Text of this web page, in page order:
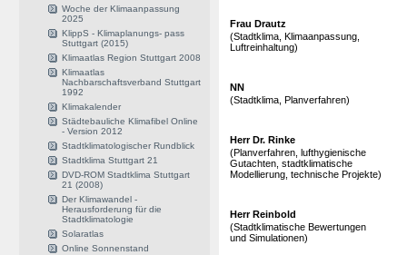
Woche der Klimaanpassung
2025
KlippS - Klimaplanungs- pass
Stuttgart (2015)
Klimaatlas Region Stuttgart 2008
Klimaatlas
Nachbarschaftsverband Stuttgart
1992
Klimakalender
Städtebauliche Klimafibel Online
- Version 2012
Stadtklimatologischer Rundblick
Stadtklima Stuttgart 21
DVD-ROM Stadtklima Stuttgart
21 (2008)
Der Klimawandel -
Herausforderung für die
Stadtklimatologie
Solaratlas
Online Sonnenstand
Frau Drautz
(Stadtklima, Klimaanpassung,
Luftreinhaltung)
NN
(Stadtklima, Planverfahren)
Herr Dr. Rinke
(Planverfahren, lufthygienische
Gutachten, stadtklimatische
Modellierung, technische Projekte)
Herr Reinbold
(Stadtklimatische Bewertungen
und Simulationen)